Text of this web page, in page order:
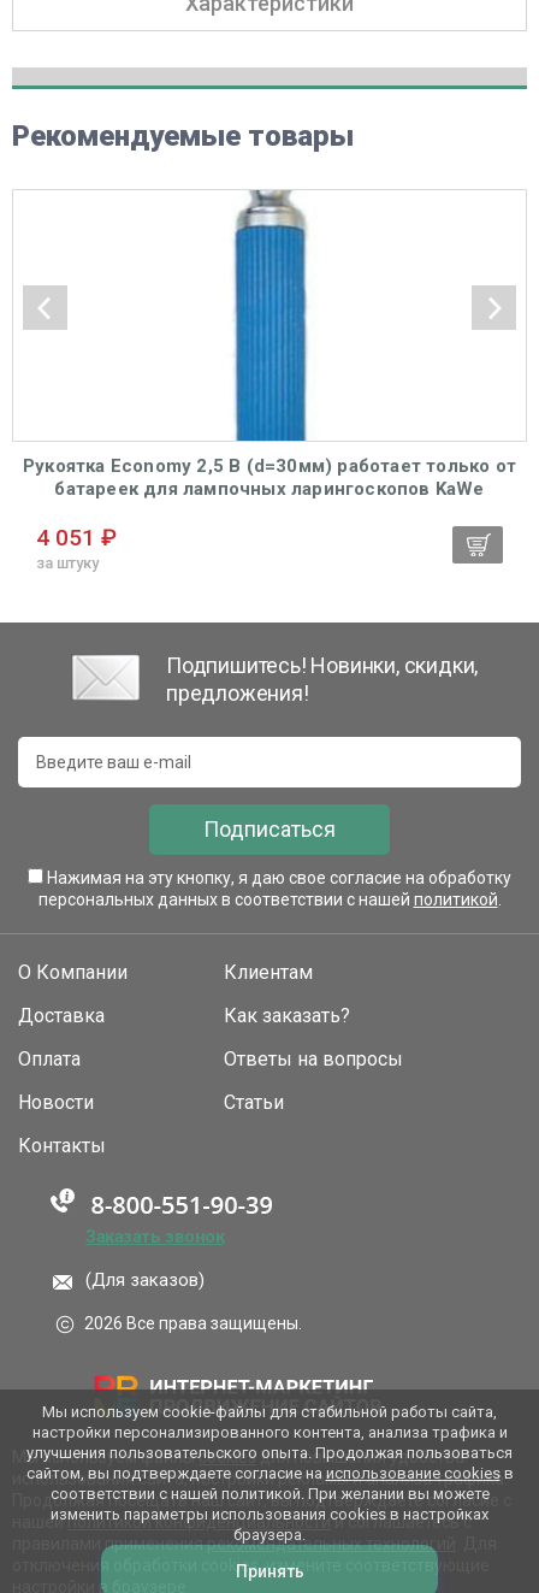
Рекомендуемые товары
Рукоятка Economy 2,5 В (d=30мм) работает только от
батареек для лампочных ларингоскопов KaWe
4 051 ₽
за штуку
Подпишитесь! Новинки, скидки,
предложения!
Подписаться
Нажимая на эту кнопку, я даю свое согласие на обработку
персональных данных в соответствии с нашей политикой
О Компании
Доставка
Оплата
Новости
Клиентам
Как заказать?
Ответы на вопросы
Статьи
Контакты
Заказать звонок
(Для заказов)
2026 Все права защищены.
Мы используем файлыcookies для повышения удобства
использования сайта, настройки рекламы и анализа трафика.
Продолжая посещать наш сайт, вы подтверждаете согласие с
нашейполитикой конфиденциальностии соглашаетесь с
правилами применениярекомендательных технологий
отключения обработки cookies, измените соответствующие
настройки в браузере.
Мы используем cookie-файлы для стабильной работы сайта,
настройки персонализированного контента, анализа трафика и
улучшения пользовательского опыта. Продолжая пользоваться
сайтом, вы подтверждаете согласие на использование cookiesв
соответствии с нашей политикой. При желании вы можете
изменить параметры использования cookies в настройках
браузера.
Принять